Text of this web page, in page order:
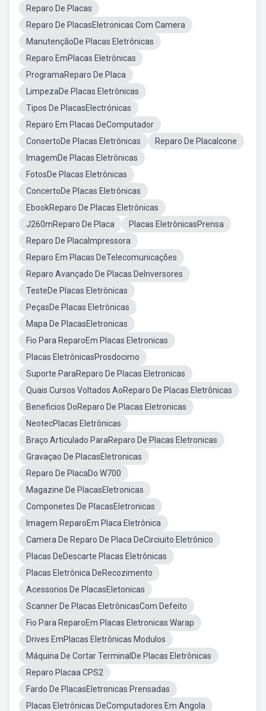
Reparo De Placas
Reparo De PlacasEletronicas Com Camera
ManutençãoDe Placas Eletrônicas
Reparo EmPlacas Eletrônicas
ProgramaReparo De Placa
LimpezaDe Placas Eletrônicas
Tipos De PlacasElectrónicas
Reparo Em Placas DeComputador
ConsertoDe Placas Eletrônicas
Reparo De PlacaIcone
ImagemDe Placas Eletrônicas
FotosDe Placas Eletrônicas
ConcertoDe Placas Eletrônicas
EbookReparo De Placas Eletrônicas
J260mReparo De Placa
Placas EletrônicasPrensa
Reparo De PlacaImpressora
Reparo Em Placas DeTelecomunicações
Reparo Avançado De Placas DeInversores
TesteDe Placas Eletrônicas
PeçasDe Placas Eletrônicas
Mapa De PlacasEletronicas
Fio Para ReparoEm Placas Eletronicas
Placas EletrônicasProsdocimo
Suporte ParaReparo De Placas Eletronicas
Quais Cursos Voltados AoReparo De Placas Eletrônicas
Beneficios DoReparo De Placas Eletronicas
NeotecPlacas Eletrônicas
Braço Articulado ParaReparo De Placas Eletronicas
Gravaçao De PlacasEletronicas
Reparo De PlacaDo W700
Magazine De PlacasEletronicas
Componetes De PlacasEletronicas
Imagem ReparoEm Placa Eletrônica
Camera De Reparo De Placa DeCirciuito Eletrônico
Placas DeDescarte Placas Eletrônicas
Placas Eletrônica DeRecozimento
Acessorios De PlacasEletonicas
Scanner De Placas EletrônicasCom Defeito
Fio Para ReparoEm Placas Eletronicas Warap
Drives EmPlacas Eletrônicas Modulos
Máquina De Cortar TerminalDe Placas Eletrônicas
Reparo Placaa CPS2
Fardo De PlacasEletronicas Prensadas
Placas Eletrônicas DeComputadores Em Angola